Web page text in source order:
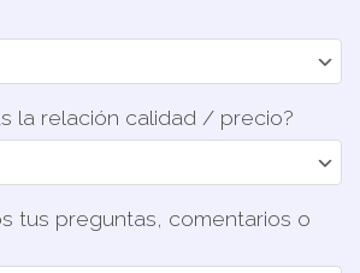
la relación calidad / precio?
tus preguntas, comentarios o